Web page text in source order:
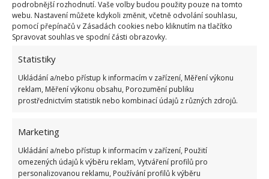
podrobnější rozhodnutí. Vaše volby budou použity pouze na tomto
webu. Nastavení můžete kdykoli změnit, včetně odvolání souhlasu,
pomocí přepínačů v Zásadách cookies nebo kliknutím na tlačítko
Spravovat souhlas ve spodní části obrazovky.
Statistiky
Ukládání a/nebo přístup k informacím v zařízení, Měření výkonu
reklam, Měření výkonu obsahu, Porozumění publiku
prostřednictvím statistik nebo kombinací údajů z různých zdrojů.
Marketing
Ukládání a/nebo přístup k informacím v zařízení, Použití
omezených údajů k výběru reklam, Vytváření profilů pro
personalizovanou reklamu, Používání profilů k výběru
jednobarevné nádobí či vzorované.
Bylinky
vhodných rovněž pro tento styl. Ty si ostatně můžete i
sami vyrobit. Bylinky můžete mít jak na kuchyňské
připravené k používání. Mimo bylinek jsou skvělé i
košíky na ovoce a zeleninu, třeba závěsné, ať
nezabírají místo. Skvělou dekorací je i zavěšený